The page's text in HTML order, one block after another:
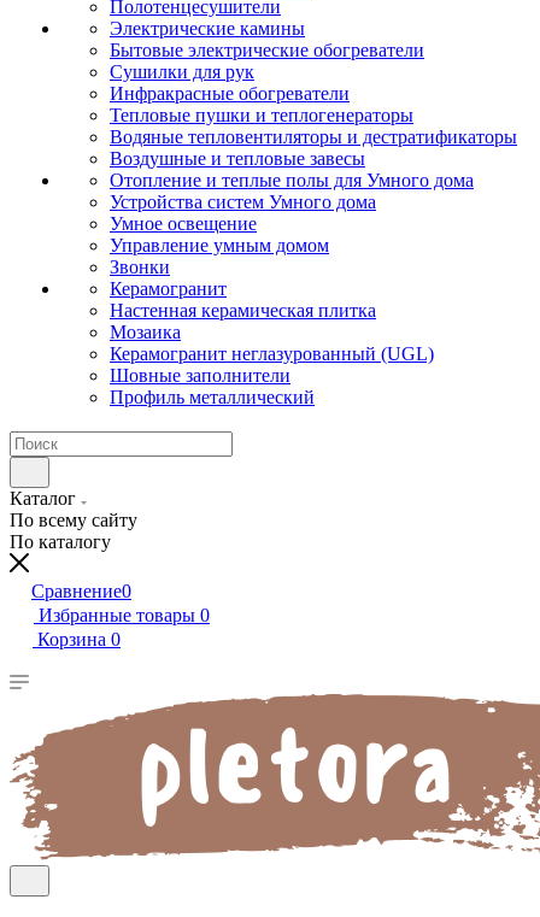
Полотенцесушители
Электрические камины
Бытовые электрические обогреватели
Сушилки для рук
Инфракрасные обогреватели
Тепловые пушки и теплогенераторы
Водяные тепловентиляторы и дестратификаторы
Воздушные и тепловые завесы
Отопление и теплые полы для Умного дома
Устройства систем Умного дома
Умное освещение
Управление умным домом
Звонки
Керамогранит
Настенная керамическая плитка
Мозаика
Керамогранит неглазурованный (UGL)
Шовные заполнители
Профиль металлический
Каталог
По всему сайту
По каталогу
Сравнение0
Избранные товары 0
Корзина 0